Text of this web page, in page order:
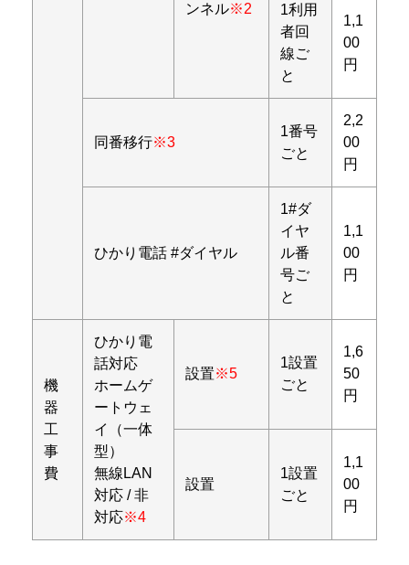
ンネル※2
1利用
者回
線ご
と
1,1
00
円
同番移行※3
1番号
ごと
2,2
00
円
ひかり電話 #ダイヤル
1#ダ
イヤ
ル番
号ご
と
1,1
00
円
機
器
工
事
費
ひかり電
話対応
ホームゲ
ートウェ
イ（一体
型）
無線LAN
対応 / 非
対応※4
設置※5
1設置
ごと
1,6
50
円
設置
1設置
ごと
1,1
00
円